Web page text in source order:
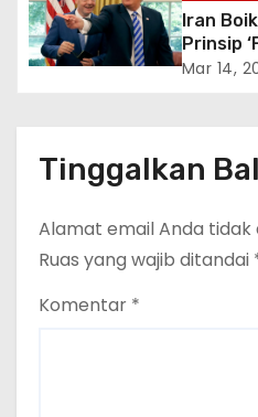
Iran
Prinsip
Mar 14,
Tinggalkan
Alamat email Anda tidak
Ruas yang wajib ditandai
Komentar *